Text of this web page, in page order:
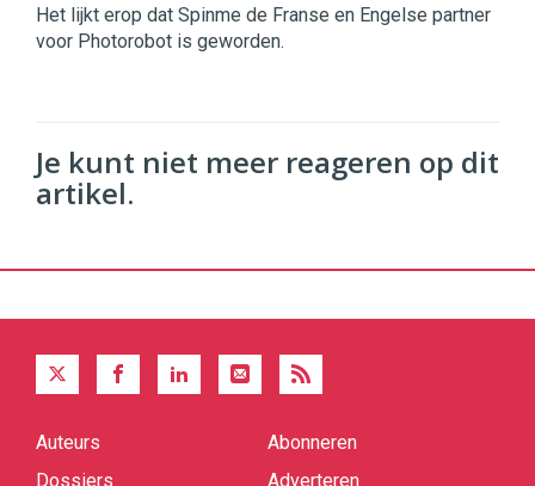
Het lijkt erop dat Spinme de Franse en Engelse partner
voor Photorobot is geworden.
Je kunt niet meer reageren op dit
artikel.
Quick
Auteurs
Dossiers
Abonneren
Adverteren